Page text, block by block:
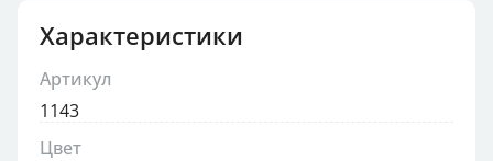
Характеристики
Артикул
1143
Цвет